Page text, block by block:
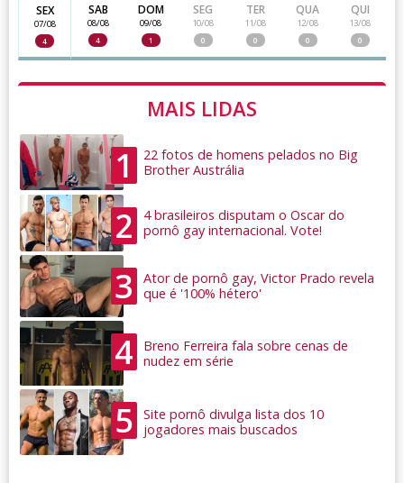
SEX
07/08
4
SAB
08/08
4
DOM
09/08
1
SEG
10/08
0
TER
11/08
0
QUA
12/08
0
QUI
13/08
0
MAIS LIDAS
1
22 fotos de homens pelados no Big
Brother Austrália
2
4 brasileiros disputam o Oscar do
pornô gay internacional. Vote!
3
Ator de pornô gay, Victor Prado revela
que é '100% hétero'
4
Breno Ferreira fala sobre cenas de
nudez em série
5
Site pornô divulga lista dos 10
jogadores mais buscados